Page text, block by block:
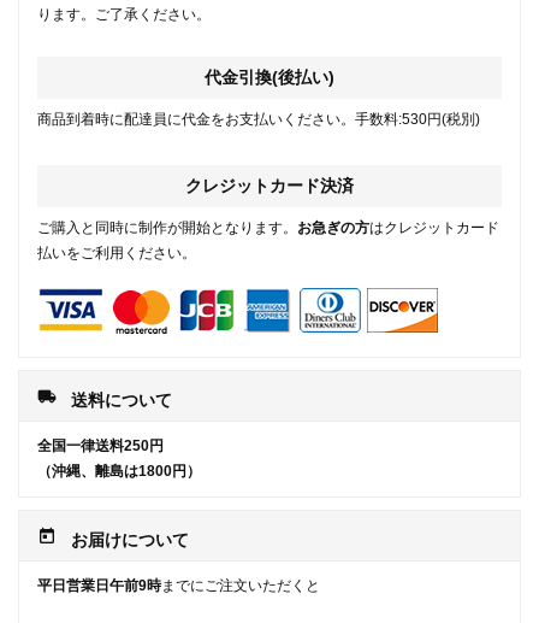
ります。ご了承ください。
代金引換(後払い)
商品到着時に配達員に代金をお支払いください。手数料:530円(税別)
クレジットカード決済
ご購入と同時に制作が開始となります。 お急ぎの方はクレジットカード
払いをご利用ください。
local_shipping 送料について
全国一律送料250円
（沖縄、離島は1800円）
today お届けについて
平日営業日午前9時までにご注文いただくと